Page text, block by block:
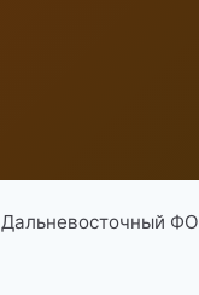
Дальневосточный ФО